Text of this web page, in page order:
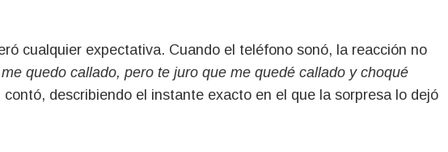
cualquier expectativa. Cuando el teléfono sonó, la reacción no
quedo callado, pero te juro que me quedé callado y choqué
contó, describiendo el instante exacto en el que la sorpresa lo dejó